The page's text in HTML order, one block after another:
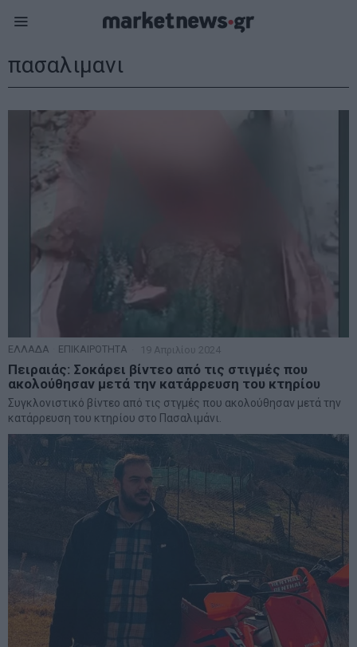
πασαλιμανι
ΕΛΛΑΔΑ ΕΠΙΚΑΙΡΟΤΗΤΑ 19 Απριλίου 2024
Πειραιάς: Σοκάρει βίντεο από τις στιγμές που
ακολούθησαν μετά την κατάρρευση του κτηρίου
Συγκλονιστικό βίντεο από τις στγμές που ακολούθησαν μετά την
κατάρρευση του κτηρίου στο Πασαλιμάνι.